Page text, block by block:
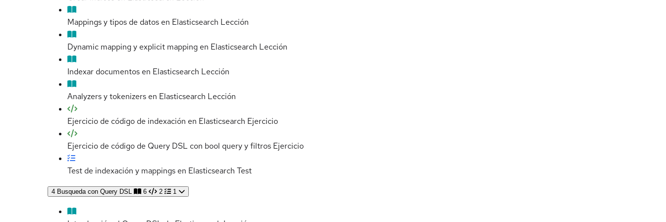
Mappings y tipos de datos en Elasticsearch Lección
Dynamic mapping y explicit mapping en Elasticsearch Lección
Indexar documentos en Elasticsearch Lección
Analyzers y tokenizers en Elasticsearch Lección
Ejercicio de código de indexación en Elasticsearch Ejercicio
Ejercicio de código de Query DSL con bool query y filtros Ejercicio
Test de indexación y mappings en Elasticsearch Test
4 Busqueda con Query DSL 6 2 1